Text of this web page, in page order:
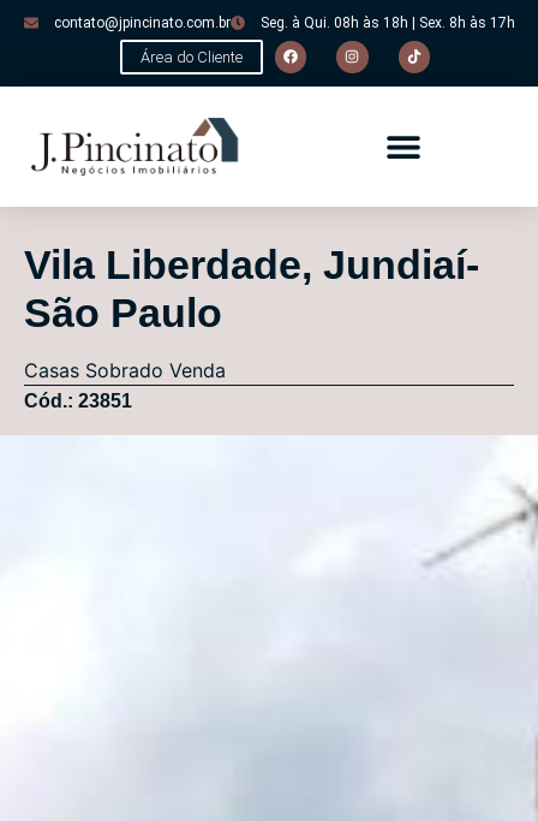
contato@jpincinato.com.br Seg. à Qui. 08h às 18h | Sex. 8h às 17h
Área do Cliente
Vila Liberdade, Jundiaí-
São Paulo
Casas Sobrado Venda
Cód.: 23851